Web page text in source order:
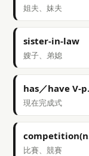
姐夫、妹夫
sister-in-law
嫂子、弟媳
has／have V-
現在完成式
比賽、競賽